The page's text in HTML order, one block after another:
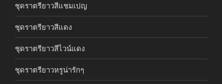
ชุดราตรียาวสีแชมเปญ
ชุดราตรียาวสีแดง
ชุดราตรียาวสีไวน์แดง
ชุดราตรียาวหรูน่ารักๆ